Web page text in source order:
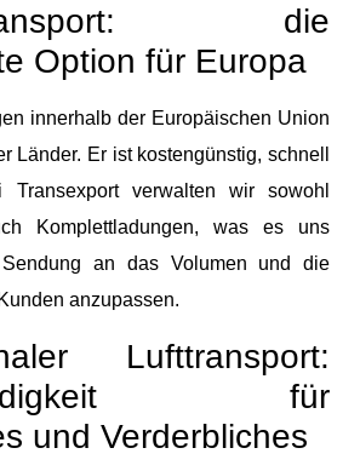
die
Option für Europa
innerhalb der Europäischen Union
Länder. Er ist kostengünstig, schnell
verwalten wir sowohl
Komplettladungen, was es uns
an das Volumen und die
anzupassen.
Lufttransport:
für
und Verderbliches